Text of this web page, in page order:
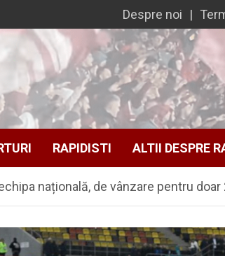
Despre noi
RAPIDISTI ALTII DESPRE
națională, de vânzare pentru